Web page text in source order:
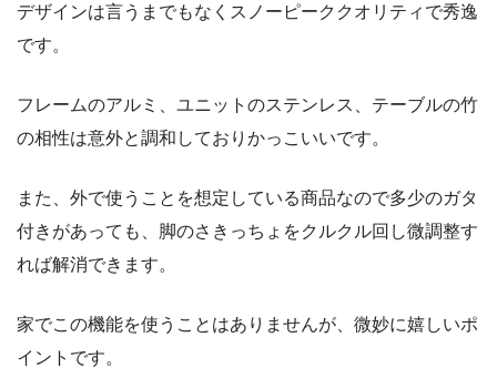
デザインは言うまでもなくスノーピーククオリティで秀逸
です。
フレームのアルミ、ユニットのステンレス、テーブルの竹
の相性は意外と調和しておりかっこいいです。
また、外で使うことを想定している商品なので多少のガタ
付きがあっても、脚のさきっちょをクルクル回し微調整す
れば解消できます。
家でこの機能を使うことはありませんが、微妙に嬉しいポ
イントです。